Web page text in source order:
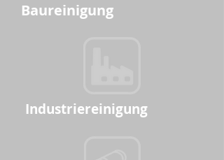
Baureinigung
Industrie​reinigung